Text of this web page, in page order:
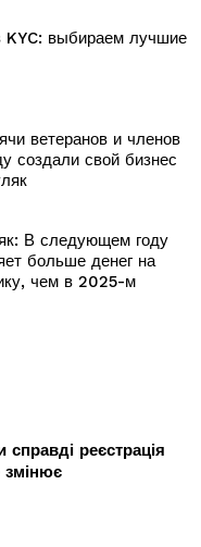
KYC: выбираем лучшие
ветеранов и членов
создали свой бизнес
В следующем году
больше денег на
чем в 2025-м
справді реєстрація